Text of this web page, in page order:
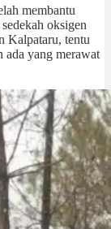
membantu
oksigen
Kalpataru, tentu
ada yang merawat